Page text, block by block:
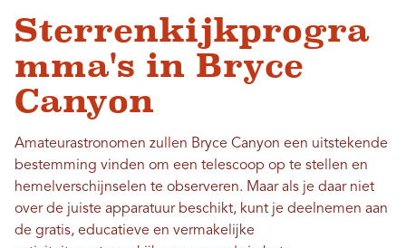
Sterrenkijkprogra
mma's in Bryce
Canyon
Amateurastronomen zullen Bryce Canyon een uitstekende
bestemming vinden om een ​​telescoop op te stellen en
hemelverschijnselen te observeren. Maar als je daar niet
over de juiste apparatuur beschikt, kunt je deelnemen aan
de gratis, educatieve en vermakelijke